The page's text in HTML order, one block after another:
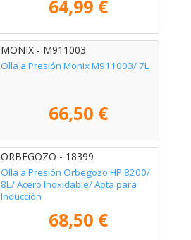
64,99 €
MONIX - M911003
Olla a Presión Monix M911003/ 7L
66,50 €
ORBEGOZO - 18399
Olla a Presión Orbegozo HP 8200/
8L/ Acero Inoxidable/ Apta para
Inducción
68,50 €